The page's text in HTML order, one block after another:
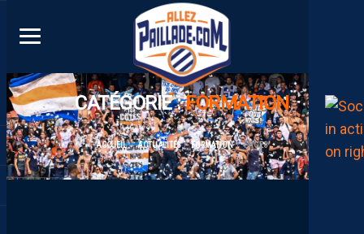
CATÉGORIE :FORMATION
ACCUEIL ACTUALITÉS FORMATION PAGE 3